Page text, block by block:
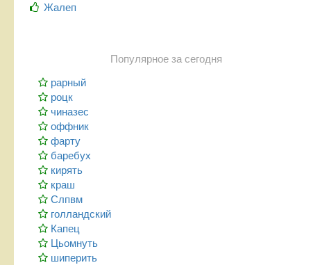
Жалеп
Популярное за сегодня
рарный
роцк
чиназес
оффник
фарту
баребух
кирять
краш
Слпвм
голландский
Капец
Цьомнуть
шиперить